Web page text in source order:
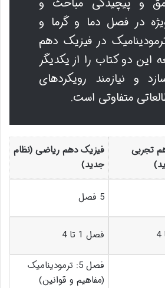
در فصل دما و گرما و
در فیزیک دهم
این دو کتاب را از یکدیگر
و نیازمند رویکردهای
متفاوتی است.
تجربی
فیزیک دهم ریاضی (نظام
جدید)
5 فصل
فصل 1 تا 4
فصل 5: ترمودینامیک
(مفاهیم و قوانین)